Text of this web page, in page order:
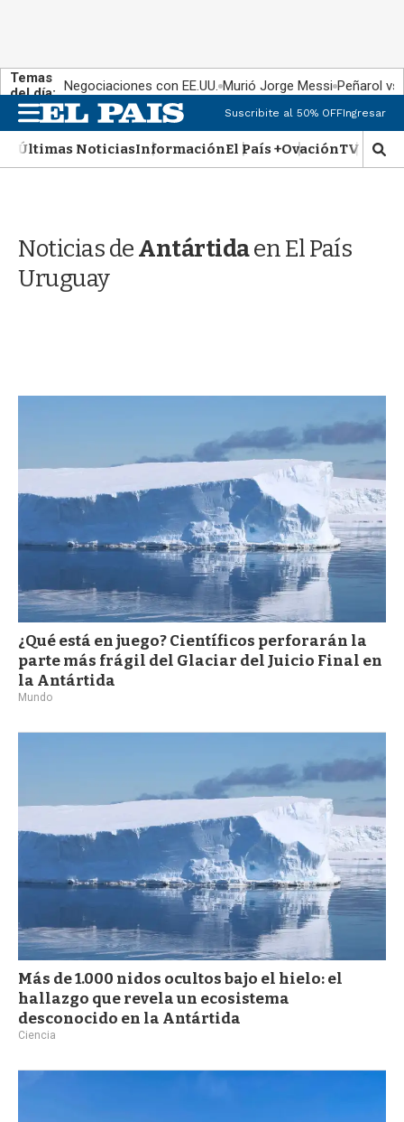
Temas
del día: Negociaciones con EE.UU. Murió Jorge Messi Peñarol
M
e
n
u
Suscribite al 50% OFFIngresar
Últimas NoticiasInformaciónEl País +OvaciónTV Show
M
o
d
Noticias deAntártidaen El País
Uruguay
¿Qué está en juego? Científicos perforarán la
parte más frágil del Glaciar del Juicio Final en
la Antártida
Mundo
Más de 1.000 nidos ocultos bajo el hielo: el
hallazgo que revela un ecosistema
desconocido en la Antártida
Ciencia